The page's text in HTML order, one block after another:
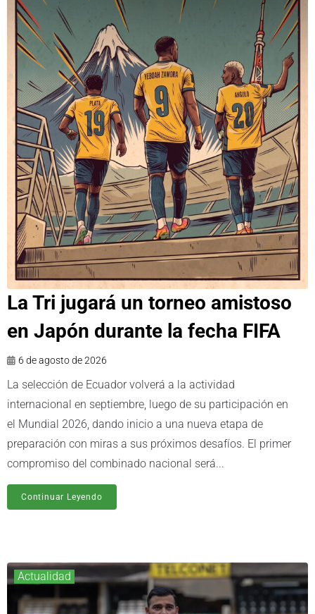
La Tri jugará un torneo amistoso
en Japón durante la fecha FIFA
6 de agosto de 2026
La selección de Ecuador volverá a la actividad
internacional en septiembre, luego de su participación en
el Mundial 2026, dando inicio a una nueva etapa de
preparación con miras a sus próximos desafíos. El primer
compromiso del combinado nacional será...
Continuar Leyendo
Actualidad